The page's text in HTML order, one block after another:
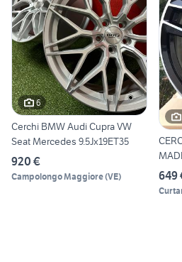
6
Cerchi BMW Audi Cupra VW
Seat Mercedes 9.5Jx19ET35
920 €
Campolongo Maggiore(VE) 649